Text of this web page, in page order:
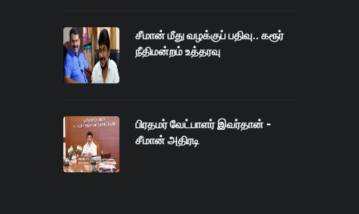
சீமான் மீது வழக்குப் பதிவு.. கரூர்
நீதிமன்றம் உத்தரவு
பிரதமர் வேட்பாளர் இவர்தான் -
சீமான் அதிரடி